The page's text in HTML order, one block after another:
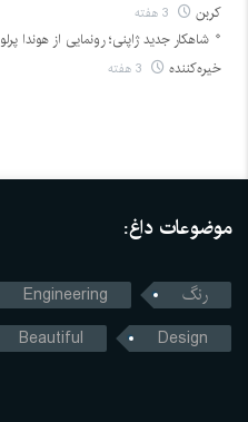
کربن
خیره‌کننده
موضوعات داغ:
رنگ Engineering
Design
Beautiful